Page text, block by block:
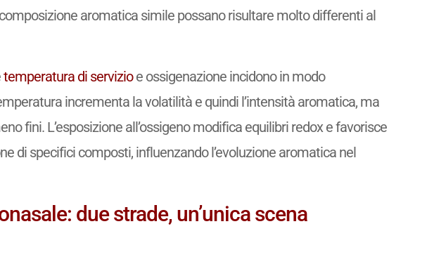
aromatica simile possano risultare molto differenti al
temperatura di servizioe ossigenazione incidono in modo
incrementa la volatilità e quindi l’intensità aromatica, ma
fini. L’esposizione all’ossigeno modifica equilibri redox e favorisce
di specifici composti, influenzando l’evoluzione aromatica nel
due strade, un’unica scena